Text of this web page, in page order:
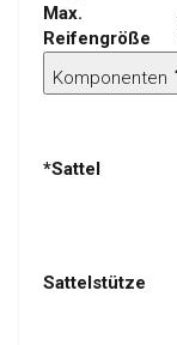
Max.
Reifengröße
Komponenten
*Sattel
Sattelstütze